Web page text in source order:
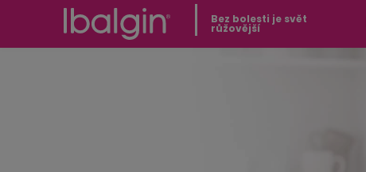
Bez bolesti je svět
růžovější